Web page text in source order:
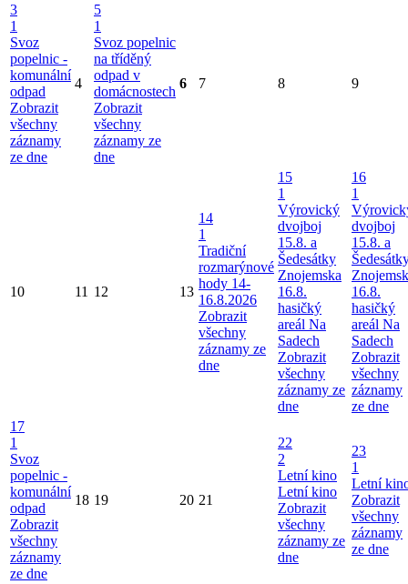
3
1
Svoz
popelnic -
komunální
odpad
Zobrazit
všechny
záznamy
ze dne
4
5
1
Svoz popelnic
na tříděný
odpad v
domácnostech
Zobrazit
všechny
záznamy ze
dne
6 7 8 9
10 11 12 13
14
1
Tradiční
rozmarýnové
hody 14-
16.8.2026
Zobrazit
všechny
záznamy ze
dne
15
1
Výrovický
dvojboj
15.8. a
Šedesátky
Znojemska
16.8.
hasičký
areál Na
Sadech
Zobrazit
všechny
záznamy ze
dne
16
1
dvojboj
15.8. a
16.8.
hasičký
areál Na
Sadech
Zobrazit
všechny
záznamy
ze dne
17
1
Svoz
popelnic -
komunální
odpad
Zobrazit
všechny
záznamy
ze dne
18 19 20 21
22
2
Letní kino
Letní kino
Zobrazit
všechny
záznamy ze
dne
23
1
Letní
Zobrazit
všechny
záznamy
ze dne